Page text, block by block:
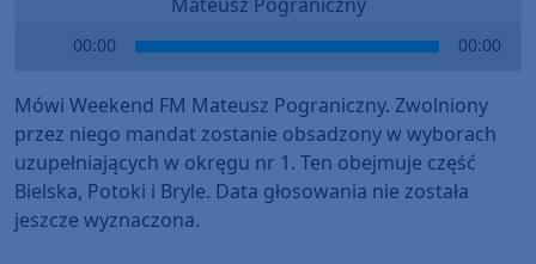
00:00 00:00
Mówi Weekend FM Mateusz Pograniczny. Zwolniony
przez niego mandat zostanie obsadzony w wyborach
uzupełniających w okręgu nr 1. Ten obejmuje część
Bielska, Potoki i Bryle. Data głosowania nie została
jeszcze wyznaczona.